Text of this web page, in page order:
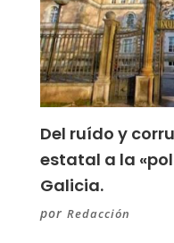
Del ruído y
estatal a la
Galicia.
por Redacción